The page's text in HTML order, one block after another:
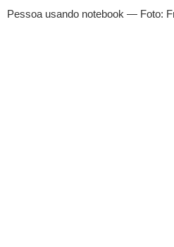
Pessoa usando notebook — Foto: